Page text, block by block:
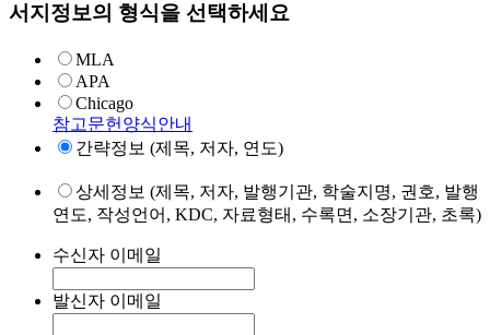
서지정보의 형식을 선택하세요
MLA
APA
Chicago
참고문헌양식안내
간략정보 (제목, 저자, 연도)
상세정보 (제목, 저자, 발행기관, 학술지명, 권호, 발행
연도, 작성언어, KDC, 자료형태, 수록면, 소장기관, 초록)
수신자 이메일
발신자 이메일